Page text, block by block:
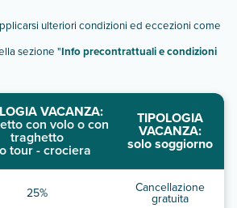
ulteriori condizioni ed eccezioni come
sezione "Info precontrattuali e condizioni
VACANZA:
con volo o con
traghetto
tour - crociera
TIPOLOGIA
VACANZA:
solo soggiorno
25% Cancellazione
gratuita